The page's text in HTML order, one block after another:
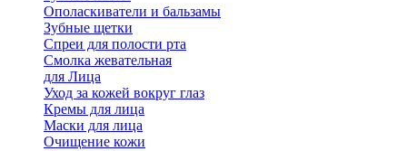
Ополаскиватели и бальзамы
Зубные щетки
Спреи для полости рта
Смолка жевательная
для Лица
Уход за кожей вокруг глаз
Кремы для лица
Маски для лица
Очищение кожи